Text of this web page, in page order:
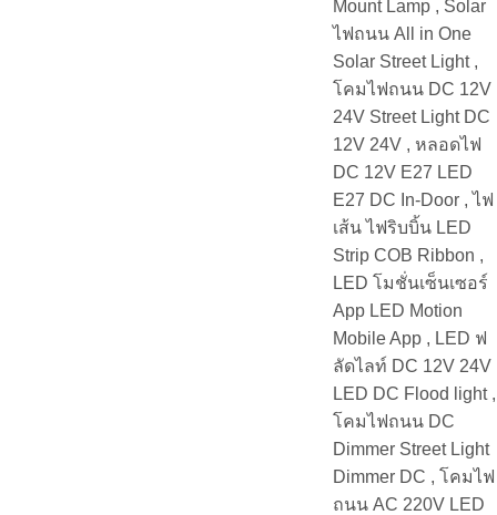
Mount Lamp , Solar
ไฟถนน All in One
Solar Street Light ,
โคมไฟถนน DC 12V
24V Street Light DC
12V 24V , หลอดไฟ
DC 12V E27 LED
E27 DC In-Door , ไฟ
เส้น ไฟริบบิ้น LED
Strip COB Ribbon ,
LED โมชั่นเซ็นเซอร์
App LED Motion
Mobile App , LED ฟ
ลัดไลท์ DC 12V 24V
LED DC Flood light ,
โคมไฟถนน DC
Dimmer Street Light
Dimmer DC , โคมไฟ
ถนน AC 220V LED